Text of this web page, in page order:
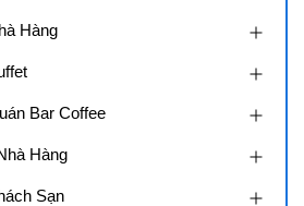
Hàng
Bar Coffee
Hàng
Sạn